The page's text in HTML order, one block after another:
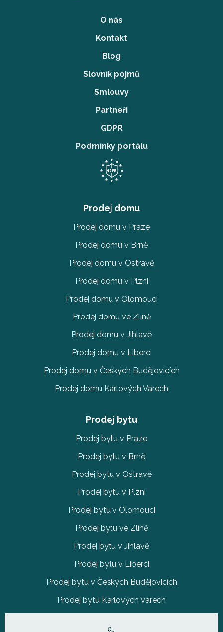
O nás
Kontakt
Blog
Slovník pojmů
Smlouvy
Partneři
GDPR
Podmínky portálu
Prodej domu
Prodej domu v Praze
Prodej domu v Brně
Prodej domu v Ostravě
Prodej domu v Plzni
Prodej domu v Olomouci
Prodej domu ve Zlíně
Prodej domu v Jihlavě
Prodej domu v Liberci
Prodej domu v Českých Budějovicích
Prodej domu Karlových Varech
Prodej bytu
Prodej bytu v Praze
Prodej bytu v Brně
Prodej bytu v Ostravě
Prodej bytu v Plzni
Prodej bytu v Olomouci
Prodej bytu ve Zlíně
Prodej bytu v Jihlavě
Prodej bytu v Liberci
Prodej bytu v Českých Budějovicích
Prodej bytu Karlových Varech